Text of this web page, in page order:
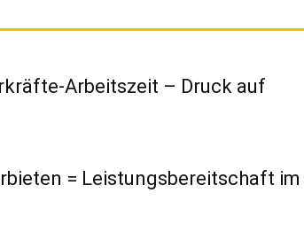
Arbeitszeit – Druck auf
= Leistungsbereitschaft im